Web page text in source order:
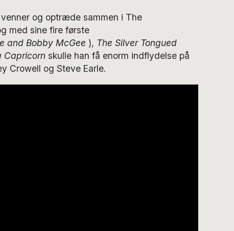
og optræde sammen i The
med sine fire første
and Bobby McGee ), The Silver Tongued
Capricorn skulle han få enorm indflydelse på
Crowell og Steve Earle.